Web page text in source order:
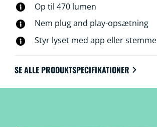
Op til 470 lumen
Nem plug and play-opsætning
Styr lyset med app eller stemme
SE ALLE PRODUKTSPECIFIKATIONER